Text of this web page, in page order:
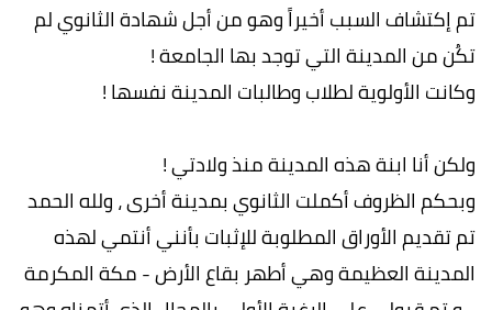
تم إكتشاف السبب أخيراً وهو من أجل شهادة الثانوي لم
تكُن من المدينة التي توجد بها الجامعة !
وكانت الأولوية لطلاب وطالبات المدينة نفسها !
ولكن أنا ابنة هذه المدينة منذ ولادتي !
وبحكم الظروف أكملت الثانوي بمدينة أخرى ، ولله الحمد
تم تقديم الأوراق المطلوبة للإثبات بأنني أنتمي لهذه
المدينة العظيمة وهي أطهر بقاع الأرض - مكة المكرمة